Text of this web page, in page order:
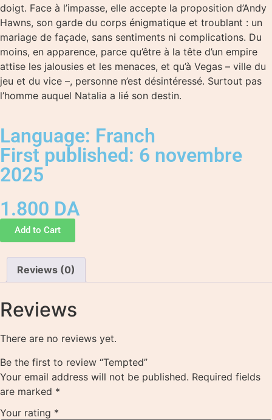
doigt. Face à l’impasse, elle accepte la proposition d’Andy
Hawns, son garde du corps énigmatique et troublant : un
mariage de façade, sans sentiments ni complications. Du
moins, en apparence, parce qu’être à la tête d’un empire
attise les jalousies et les menaces, et qu’à Vegas – ville du
jeu et du vice –, personne n’est désintéressé. Surtout pas
l’homme auquel Natalia a lié son destin.
Language: Franch
First published: 6 novembre
2025
1.800 DA
Add to Cart
Reviews (0)
Reviews
There are no reviews yet.
Be the first to review “Tempted”
Your email address will not be published. Required fields
are marked *
Your rating *